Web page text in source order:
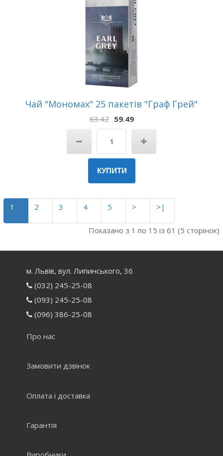
Чай "Мономах" 25 пакетів "Граф Грей"
63.42 59.49
КУПИТИ
1 2 3 4 5 > >|
Показано з 1 по 15 із 61 (5 сторінок)
м. Львів, вул. Липинського, 36
(032) 245-25-08
(093) 245-25-08
(096) 386-25-08
Про нас
Замовити дзвінок
Оплата і доставка
Гарантія